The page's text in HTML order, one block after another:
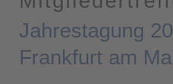
Jahrestagung
Frankfurt am